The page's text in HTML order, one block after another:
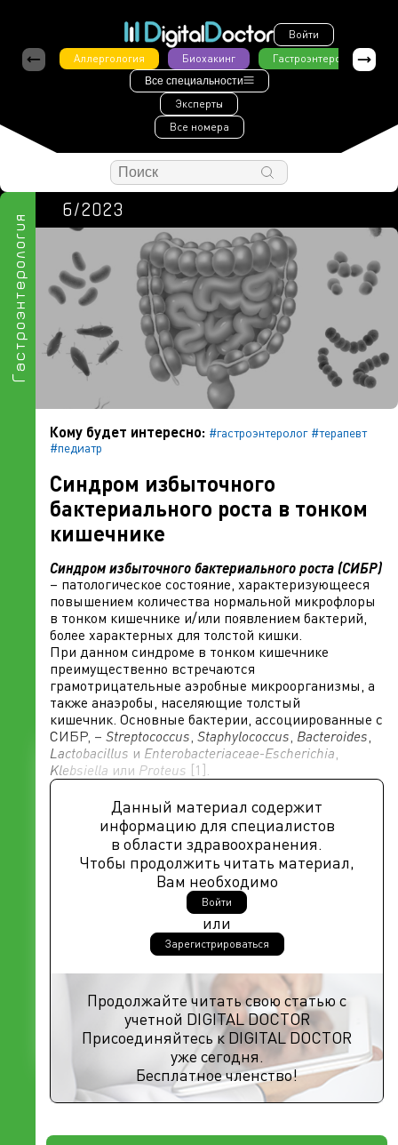
Войти
Аллергология
Биохакинг Гастроэнтерология
Все специальности
Эксперты
Все номера
Гастроэнтерология
6/2023
Кому будет интересно: #гастроэнтеролог #терапевт
#педиатр
Синдром избыточного
бактериального роста в тонком
кишечнике
Синдром избыточного бактериального роста (СИБР)
– патологическое состояние, характеризующееся
повышением количества нормальной микрофлоры
в тонком кишечнике и/или появлением бактерий,
более характерных для толстой кишки.
При данном синдроме в тонком кишечнике
преимущественно встречаются
грамотрицательные аэробные микроорганизмы, а
также анаэробы, населяющие толстый
кишечник. Основные бактерии, ассоциированные с
СИБР, – Streptococcus, Staphylococcus, Bacteroides,
Lactobacillus и Enterobacteriaceae-Escherichia,
Klebsiella или Proteus [1].
Данный материал содержит
информацию для специалистов
в области здравоохранения.
Чтобы продолжить читать материал,
Вам необходимо
Войти
или
Зарегистрироваться
Продолжайте читать свою статью с
учетной DIGITAL DOCTOR
Присоединяйтесь к DIGITAL DOCTOR
уже сегодня.
Бесплатное членство!